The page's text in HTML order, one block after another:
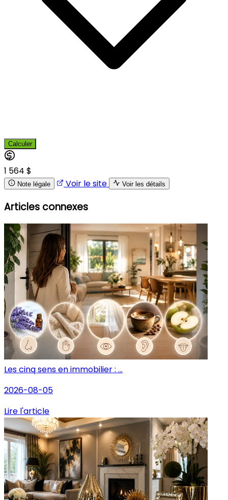
Calculer
1 564 $
Note légale Voir le site Voir les détails
Articles connexes
Les cinq sens en immobilier : ...
2026-08-05
Lire l'article